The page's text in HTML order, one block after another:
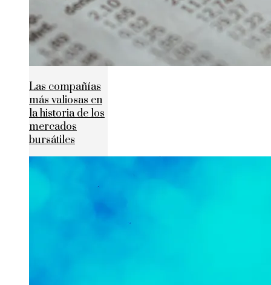
Las compañías
más valiosas en
la historia de los
mercados
bursátiles